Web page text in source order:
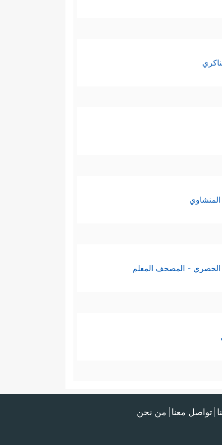
الحصري - المصحف المعلم
تواصل معنا من نحن